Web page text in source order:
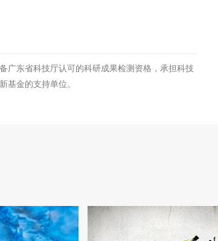
广东省科技厅认可的科研成果检测资格，承担科技
基金的支持单位。